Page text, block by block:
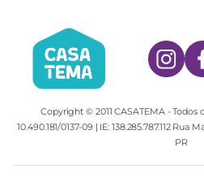
Copyright © 2011 CASATEMA - Todos
10.490.181/0137-09 | IE: 138.285.787.112
PR